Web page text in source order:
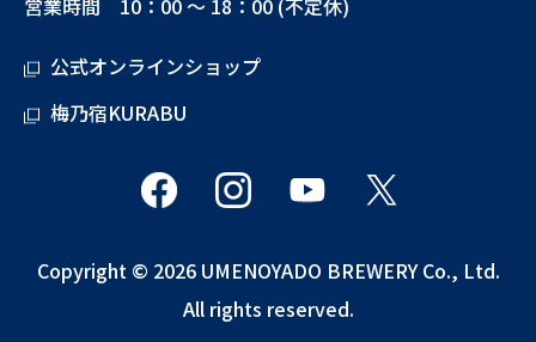
営業時間 10：00 ～ 18：00 (不定休)
公式オンラインショップ
梅乃宿KURABU
Copyright © 2026 UMENOYADO BREWERY Co., Ltd.
All rights reserved.